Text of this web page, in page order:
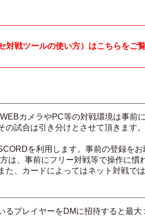
戦ツールの使い方）はこちらをご覧
カメラやPC等の対戦環境は事前
の試合は引き分けとさせて頂きます
を利用します。事前の登録をお
は、事前にフリー対戦等で操作に慣
、カードによってはネット対戦で
プレイヤーをDMに招待すると最大